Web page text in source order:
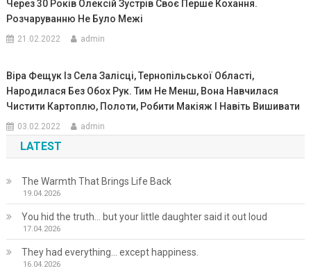
Через 30 Років Олексій Зустрів Своє Перше Кохання.
Розчаруванню Не Було Межі
21.02.2022 admin
Віра Фещук Із Села Залісці, Тернопільської Області,
Народилася Без Обох Рук. Тим Не Менш, Вона Навчилася
Чистити Картоплю, Полоти, Робити Макіяж І Навіть Вишивати
03.02.2022 admin
LATEST
The Warmth That Brings Life Back
19.04.2026
You hid the truth… but your little daughter said it out loud
17.04.2026
They had everything… except happiness.
16.04.2026